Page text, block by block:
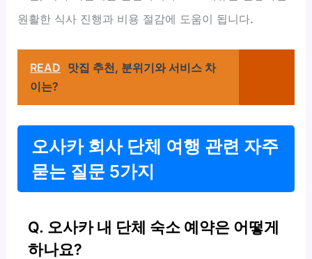
원활한 식사 진행과 비용 절감에 도움이 됩니다.
READ 맛집 추천, 분위기와 서비스 차
이는?
오사카 회사 단체 여행 관련 자주
묻는 질문 5가지
Q. 오사카 내 단체 숙소 예약은 어떻게
하나요?